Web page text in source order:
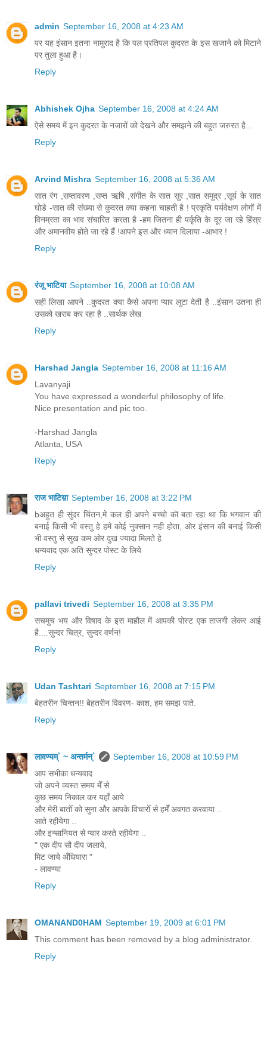
admin September 16, 2008 at 4:23 AM
पर यह इंसान इतना नामुराद है कि पल प्रतिपल कुदरत के इस खजाने को मिटाने
पर तुला हुआ है।
Reply
Abhishek Ojha September 16, 2008 at 4:24 AM
ऐसे समय में इन कुदरत के नजारों को देखने और समझने की बहुत जरुरत है...
Reply
Arvind Mishra September 16, 2008 at 5:36 AM
सात रंग ,सप्तावरण ,सप्त ऋषि ,संगीत के सात सुर ,सात समुद्र ,सूर्य के सात
घोडे -सात की संख्या से कुदरत क्या कहना चाहती है ! प्रकृति पर्यवेक्षण लोगों में
विनम्रता का भाव संचारित करता है -हम जितना ही पर्कृति के दूर जा रहे हिंस्र
और अमानवीय होते जा रहे हैं !आपने इस और ध्यान दिलाया -आभार !
Reply
रंजू भाटिया September 16, 2008 at 10:08 AM
सही लिखा आपने ..कुदरत क्या कैसे अपना प्यार लुटा देती है ..इंसान उतना ही
उसको खराब कर रहा है ..सार्थक लेख
Reply
Harshad Jangla September 16, 2008 at 11:16 AM
Lavanyaji
You have expressed a wonderful philosophy of life.
Nice presentation and pic too.
-Harshad Jangla
Atlanta, USA
Reply
राज भाटिय़ा September 16, 2008 at 3:22 PM
bअहुत ही सुंदर चिंतन,मे कल ही अपने बच्चो कॊ बता रहा था कि भगवान की
बनाई किसी भी वस्तु हे हमे कोई नुक्सान नही होता, ओर इंसान की बनाई किसी
भी वस्तु से सुख कम ओर दुख ज्यादा मिलते हे.
धन्यवाद एक अति सुन्दर पोस्ट के लिये
Reply
pallavi trivedi September 16, 2008 at 3:35 PM
सचमुच भय और विषाद के इस माहौल में आपकी पोस्ट एक ताजगी लेकर आई
है....सुन्दर चित्र, सुन्दर वर्णन!
Reply
Udan Tashtari September 16, 2008 at 7:15 PM
बेहतरीन चिन्तन!! बेहतरीन विवरण- काश, हम समझ पाते.
Reply
लावण्यम्` ~ अन्तर्मन्`
September 16, 2008 at 10:59 PM
आप सभीका धन्यवाद
जो अपने व्यस्त समय मेँ से
कुछ समय निकाल कर यहाँ आये
और मेरी बातोँ को सुना और आपके विचारोँ से हमेँ अवगत करवाया ..
आते रहीयेगा ..
और इन्सानियत से प्यार करते रहीयेगा ..
" एक दीप सौ दीप जलाये,
मिट जाये अँधियारा "
- लावण्या
Reply
OMANAND0HAM September 19, 2009 at 6:01 PM
This comment has been removed by a blog administrator.
Reply